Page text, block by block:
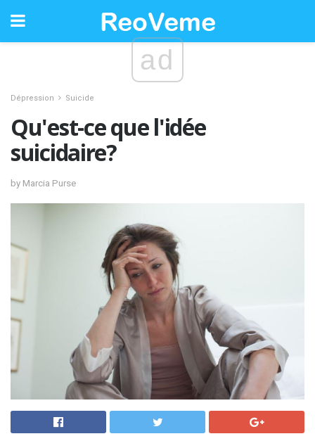
ad
Dépression Suicide
Qu'est-ce que l'idée
suicidaire?
by Marcia Purse